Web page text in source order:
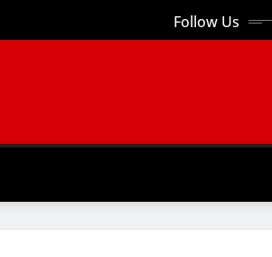
Follow Us